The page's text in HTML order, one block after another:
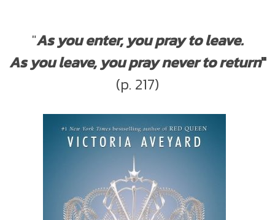
"As you enter, you pray to leave.
As you leave, you pray never to return"
(p. 217)